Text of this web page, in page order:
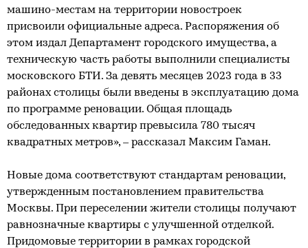
машино-местам на территории новостроек
присвоили официальные адреса. Распоряжения об
этом издал Департамент городского имущества, а
техническую часть работы выполнили специалисты
московского БТИ. За девять месяцев 2023 года в 33
районах столицы были введены в эксплуатацию дома
по программе реновации. Общая площадь
обследованных квартир превысила 780 тысяч
квадратных метров», – рассказал Максим Гаман.
Новые дома соответствуют стандартам реновации,
утвержденным постановлением правительства
Москвы. При переселении жители столицы получают
равнозначные квартиры с улучшенной отделкой.
Придомовые территории в рамках городской